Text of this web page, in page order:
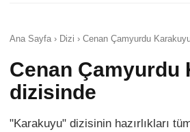
Ana Sayfa › Dizi › Cenan Çamyurdu
Cenan Çamyurdu
dizisinde
"Karakuyu" dizisinin hazırlıkları